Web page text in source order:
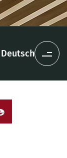
Deutsch